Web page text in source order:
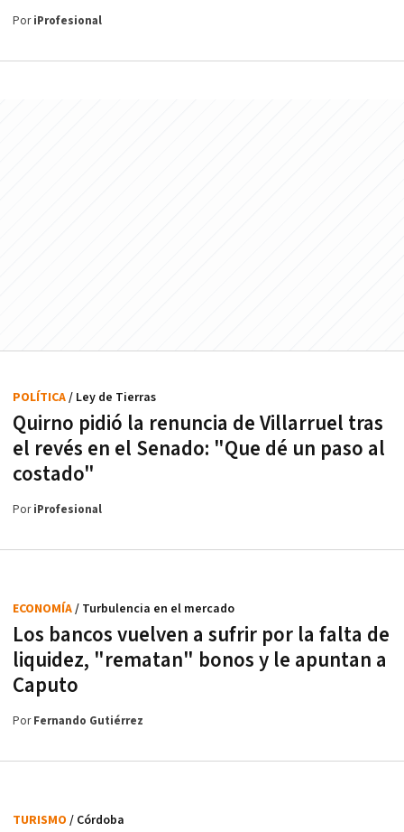
PoriProfesional
Quirno pidió la renuncia de Villarruel tras
el revés en el Senado: "Que dé un paso al
costado"
POLÍTICA/ Ley de Tierras
PoriProfesional
Los bancos vuelven a sufrir por la falta de
liquidez, "rematan" bonos y le apuntan a
Caputo
ECONOMÍA/ Turbulencia en el mercado
PorFernando Gutiérrez
TURISMO / Córdoba